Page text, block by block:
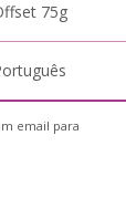
75g
email para